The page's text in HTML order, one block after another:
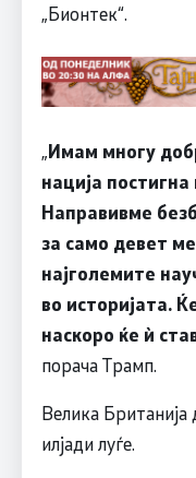
„Бионтек“.
„Имам многу
нација
Направивме
за само девет
најголемите
во историјата.
наскоро ќе ѝ
порача Трамп.
Велика
илјади луѓе.